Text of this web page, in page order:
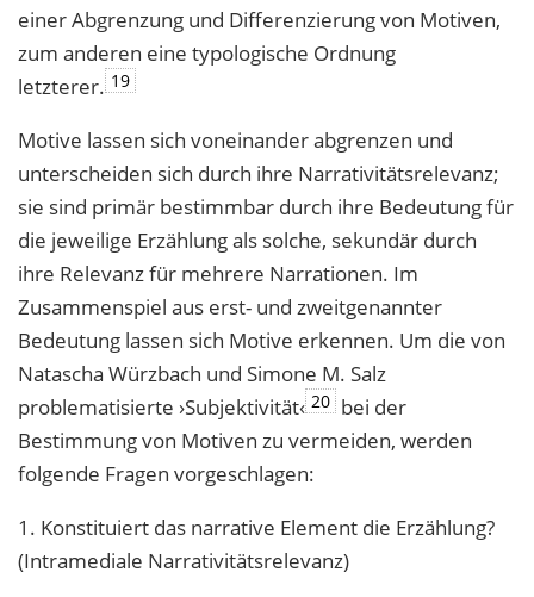
einer Abgrenzung und Differenzierung von Motiven,
zum anderen eine typologische Ordnung
letzterer. 19
Motive lassen sich voneinander abgrenzen und
unterscheiden sich durch ihre Narrativitätsrelevanz;
sie sind primär bestimmbar durch ihre Bedeutung für
die jeweilige Erzählung als solche, sekundär durch
ihre Relevanz für mehrere Narrationen. Im
Zusammenspiel aus erst- und zweitgenannter
Bedeutung lassen sich Motive erkennen. Um die von
Natascha Würzbach und Simone M. Salz
problematisierte ›Subjektivität‹ 20 bei der
Bestimmung von Motiven zu vermeiden, werden
folgende Fragen vorgeschlagen:
1. Konstituiert das narrative Element die Erzählung?
(Intramediale Narrativitätsrelevanz)